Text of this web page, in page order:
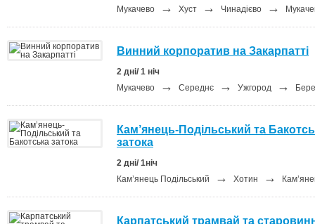
Мукачево
→ Хуст → Чинадієво →
Винний корпоратив на Закарпатті
2 дні/ 1 ніч
Мукачево
→ Середнє → Ужгород →
Кам’янець-Подільський та
затока
2 дні/ 1ніч
Кам’янець Подільський
→ Хотин →
Карпатський трамвай та